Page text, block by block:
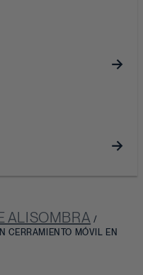
ALISOMBRA /
CERRAMIENTO MÓVIL EN